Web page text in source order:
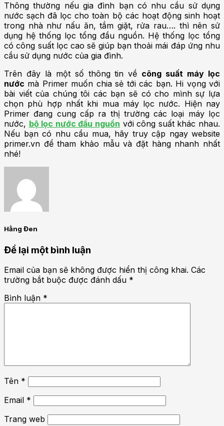
Thông thường nếu gia đình bạn có nhu cầu sử dụng
nước sạch đã lọc cho toàn bộ các hoạt động sinh hoạt
trong nhà như nấu ăn, tắm giặt, rửa rau…. thì nên sử
dụng hệ thống lọc tổng đầu nguồn. Hệ thống lọc tổng
có công suất lọc cao sẽ giúp bạn thoải mái đáp ứng nhu
cầu sử dụng nước của gia đình.
Trên đây là một số thông tin về công suất máy lọc
nước mà Primer muốn chia sẻ tới các bạn. Hi vọng với
bài viết của chúng tôi các bạn sẽ có cho mình sự lựa
chọn phù hợp nhất khi mua máy lọc nước. Hiện nay
Primer đang cung cấp ra thị trường các loại máy lọc
nước, bộ lọc nước đầu nguồn với công suất khác nhau.
Nếu bạn có nhu cầu mua, hãy truy cập ngay website
primer.vn để tham khảo mẫu và đặt hàng nhanh nhất
nhé!
Hằng Đen
Để lại một bình luận
Email của bạn sẽ không được hiển thị công khai. Các
trường bắt buộc được đánh dấu *
Bình luận *
Tên *
Email *
Trang web